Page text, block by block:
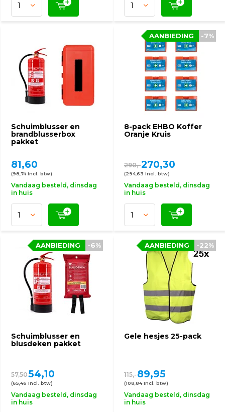
Schuimblusser en
brandblusserbox
pakket
81,60
(98,74 Incl. btw)
Vandaag besteld, dinsdag
in huis
8-pack EHBO Koffer
Oranje Kruis
-7%
AANBIEDING
290,-270,30
(294,63 Incl. btw)
Vandaag besteld, dinsdag
in huis
Schuimblusser en
blusdeken pakket
-6%
AANBIEDING
57,5054,10
(65,46 Incl. btw)
Vandaag besteld, dinsdag
in huis
Gele hesjes 25-pack
-22%
AANBIEDING
115,-89,95
(108,84 Incl. btw)
Vandaag besteld, dinsdag
in huis